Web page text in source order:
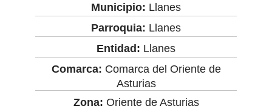
Municipio: Llanes
Parroquia: Llanes
Entidad: Llanes
Comarca: Comarca del Oriente de
Asturias
Zona: Oriente de Asturias